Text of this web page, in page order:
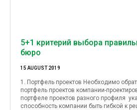
5+1 критерий выбора
бюро
15 AUGUST 2019
1. Портфель проектов Необходимо
портфель проектов компании-
портфеле проектов разного профиля
способность компании быть гибкой к